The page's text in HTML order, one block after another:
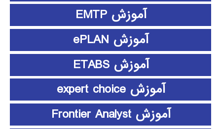
آموزش EMTP
آموزش ePLAN
آموزش ETABS
آموزش expert choice
آموزش Frontier Analyst